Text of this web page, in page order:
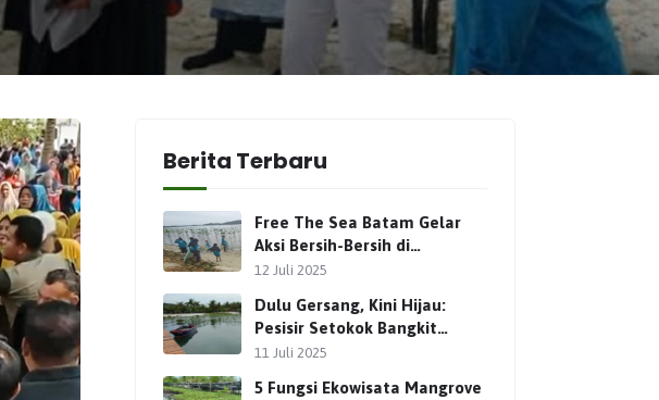
Berita Terbaru
Free The Sea Batam Gelar
Aksi Bersih-Bersih di
Ekowisata Mangrove Presiden
12 Juli 2025
Dulu Gersang, Kini Hijau:
Pesisir Setokok Bangkit
Lewat Ekowisata Mangrove
11 Juli 2025
5 Fungsi Ekowisata Mangrove